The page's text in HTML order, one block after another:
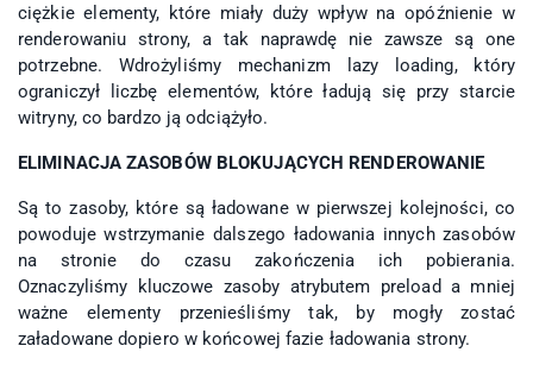
ciężkie elementy, które miały duży wpływ na opóźnienie w
renderowaniu strony, a tak naprawdę nie zawsze są one
potrzebne. Wdrożyliśmy mechanizm lazy loading, który
ograniczył liczbę elementów, które ładują się przy starcie
witryny, co bardzo ją odciążyło.
ELIMINACJA ZASOBÓW BLOKUJĄCYCH RENDEROWANIE
Są to zasoby, które są ładowane w pierwszej kolejności, co
powoduje wstrzymanie dalszego ładowania innych zasobów
na stronie do czasu zakończenia ich pobierania.
Oznaczyliśmy kluczowe zasoby atrybutem preload a mniej
ważne elementy przenieśliśmy tak, by mogły zostać
załadowane dopiero w końcowej fazie ładowania strony.